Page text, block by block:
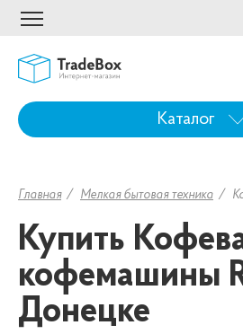
Каталог
Главная Мелкая бытовая техника
Купить
кофемашины
Донецке